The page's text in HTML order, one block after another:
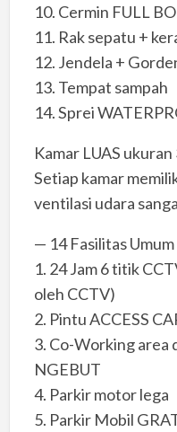
10. Cermin FULL
11. Rak sepatu +
12. Jendela +
13. Tempat sampah
14. Sprei
Kamar LUAS
Setiap kamar
ventilasi udara
— 14 Fasilitas
1. 24 Jam 6 titik
oleh CCTV)
2. Pintu ACCESS
3. Co-Working area
NGEBUT
4. Parkir motor lega
5. Parkir Mobil